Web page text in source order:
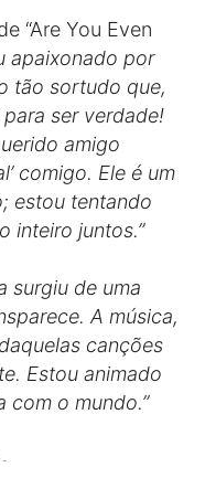
“Are You Even
apaixonado por
tão sortudo que,
ser verdade!
amigo
comigo. Ele é um
estou tentando
inteiro juntos.”
surgiu de uma
A música,
canções
Estou animado
com o mundo.”
-